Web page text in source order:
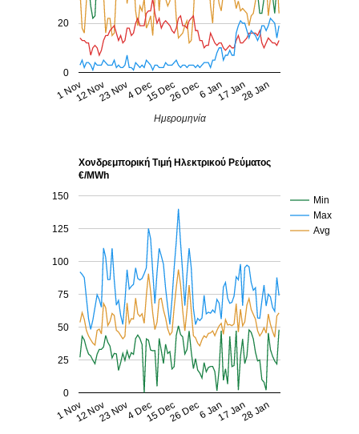
1 Nov12 Nov23 Nov4 Dec15 Dec26 Dec6 Jan17 Jan28 Jan
0
20
Ημερομηνία
Χονδρεμπορική Τιμή Ηλεκτρικού Ρεύματος
€/MWh
Min
Max
Avg
1 Nov12 Nov23 Nov4 Dec15 Dec26 Dec6 Jan17 Jan28 Jan
0
25
50
75
100
125
150